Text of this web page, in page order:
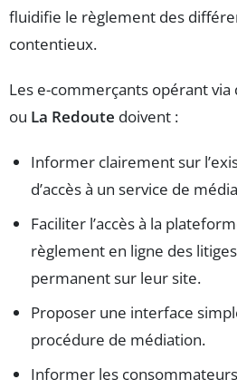
fluidifie le règlement des
contentieux.
Les e-commerçants opérant via
ou La Redoute doivent :
Informer clairement sur
d’accès à un service de
Faciliter l’accès à la
règlement en ligne des
permanent sur leur site.
Proposer une interface
procédure de médiation.
Informer les